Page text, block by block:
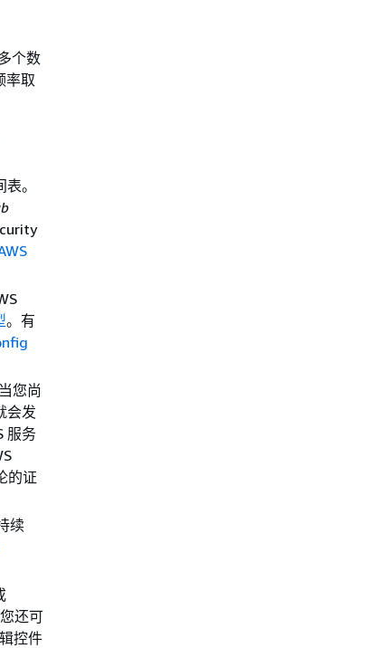
个数
率取
。
。有
您尚
会发
服务
的证
续
还可
控件